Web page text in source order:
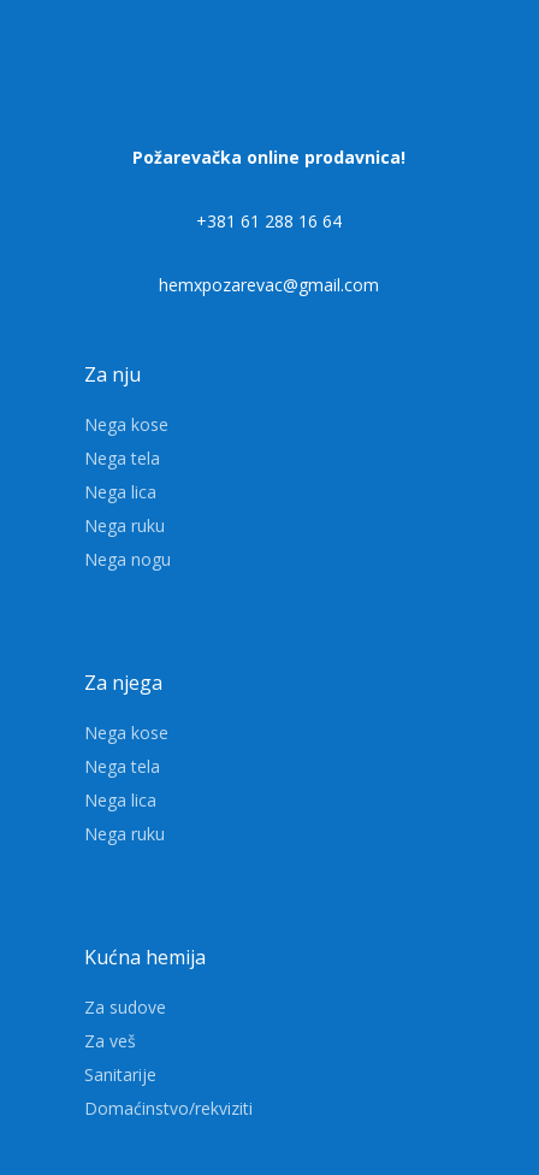
Požarevačka online prodavnica!
+381 61 288 16 64
hemxpozarevac@gmail.com
Za nju
Nega kose
Nega tela
Nega lica
Nega ruku
Nega nogu
Za njega
Nega kose
Nega tela
Nega lica
Nega ruku
Kućna hemija
Za sudove
Za veš
Sanitarije
Domaćinstvo/rekviziti